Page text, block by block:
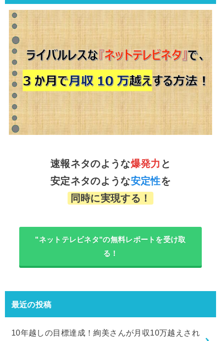
速報ネタのような爆発力 と
安定ネタのような安定性を
同時に実現する！
"ネットテレビネタ"の無料レポートを受け取
る！
最近の投稿
10年越しの目標達成！絢美さんが月収10万越えされ